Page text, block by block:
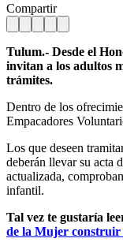
Compartir
Tulum.- Desde el
invitan a los adultos
trámites.
Dentro de los
Empacadores
Los que deseen
deberán llevar su acta
actualizada,
infantil.
Tal vez te gustaría
de la Mujer construir